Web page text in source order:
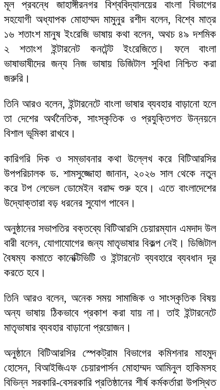
মূল প্রবন্ধে জাহাঙ্গীরনগর বিশ্ববিদ্যালয়ের বাংলা বিভাগের
সহযোগী অধ্যাপক মোহাম্মদ মামুনুর রশীদ বলেন, বিশ্বে মাত্র
১৬ শতাংশ মানুষ ইংরেজি ভাষায় কথা বলেন, অথচ ৪৯ দশমিক
২ শতাংশ ইন্টারনেট কনটেন্ট ইংরেজিতে। ফলে বাংলা
ভাষাভাষীদের জন্য নিজ ভাষায় ডিজিটাল সুবিধা নিশ্চিত করা
জরুরি।
তিনি আরও বলেন, ইন্টারনেটে বাংলা ভাষার ব্যবহার বাড়ানো হলে
তা দেশের অর্থনৈতিক, সাংস্কৃতিক ও প্রযুক্তিগত উন্নয়নে
বিশাল ভূমিকা রাখবে।
কারিগরি দিক ও সম্ভাবনার কথা উল্লেখ করে বিটিআরসির
উপপরিচালক ড. শামসুজ্জোহা জানান, ২০২৬ সাল থেকে নতুন
করে টপ লেভেল ডোমেইন বরাদ্দ শুরু হবে। এতে বাংলাদেশের
উদ্যোক্তারা বড় ধরনের সুযোগ পাবেন।
অনুষ্ঠানের সভাপতির বক্তব্যে বিটিআরসি চেয়ারম্যান এমদাদ উল
বারী বলেন, যোগাযোগের জন্য মাতৃভাষার বিকল্প নেই। ডিজিটাল
বৈষম্য কমাতে কানেক্টিভিটি ও ইন্টারনেট ব্যবহারে ব্যবধান দূর
করতে হবে।
তিনি আরও বলেন, অনেক সময় সামাজিক ও সাংস্কৃতিক বিষয়
অন্য ভাষায় ঠিকভাবে প্রকাশ করা যায় না। তাই ইন্টারনেটে
মাতৃভাষার ব্যবহার বাড়ানো প্রয়োজন।
অনুষ্ঠানে বিটিআরসির স্পেকট্রাম বিভাগের কমিশনার মাহমুদ
হোসেন, বিআইজিএফ চেয়ারপার্সন মোহাম্মদ আমিনুল হাকিমসহ
বিভিন্ন সরকারি-বেসরকারি প্রতিষ্ঠানের শীর্ষ কর্মকর্তারা উপস্থিত